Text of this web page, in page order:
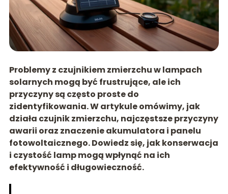
Problemy z czujnikiem zmierzchu w lampach
solarnych mogą być frustrujące, ale ich
przyczyny są często proste do
zidentyfikowania. W artykule omówimy, jak
działa czujnik zmierzchu, najczęstsze przyczyny
awarii oraz znaczenie akumulatora i panelu
fotowoltaicznego. Dowiedz się, jak konserwacja
i czystość lamp mogą wpłynąć na ich
efektywność i długowieczność.